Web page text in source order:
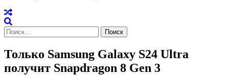
Найти:
Только Samsung Galaxy S24 Ultra
получит Snapdragon 8 Gen 3